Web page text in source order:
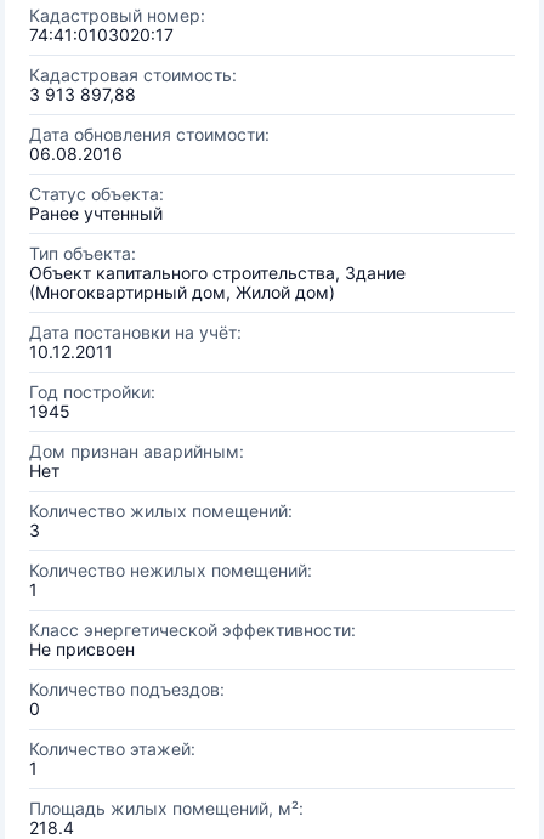
Кадастровый номер:
74:41:0103020:17
Кадастровая стоимость:
3 913 897,88
Дата обновления стоимости:
06.08.2016
Статус объекта:
Ранее учтенный
Тип объекта:
Объект капитального строительства, Здание
(Многоквартирный дом, Жилой дом)
Дата постановки на учёт:
10.12.2011
Год постройки:
1945
Дом признан аварийным:
Нет
Количество жилых помещений:
3
Количество нежилых помещений:
1
Класс энергетической эффективности:
Не присвоен
Количество подъездов:
0
Количество этажей:
1
Площадь жилых помещений, м²:
218.4